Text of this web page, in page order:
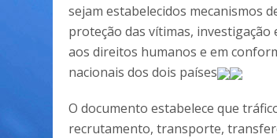
sejam estabelecidos mecanismos
proteção das vítimas, investigação
aos direitos humanos e em
nacionais dos dois países
O documento estabelece que
recrutamento, transporte,